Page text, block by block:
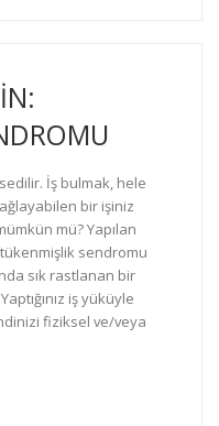
İş bulmak, hele
bir işiniz
mü? Yapılan
sendromu
sık rastlanan bir
iş yüküyle
fiziksel ve/veya